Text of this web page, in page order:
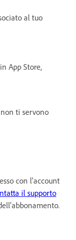
al tuo
App Store,
ti servono
con l'account
il supporto